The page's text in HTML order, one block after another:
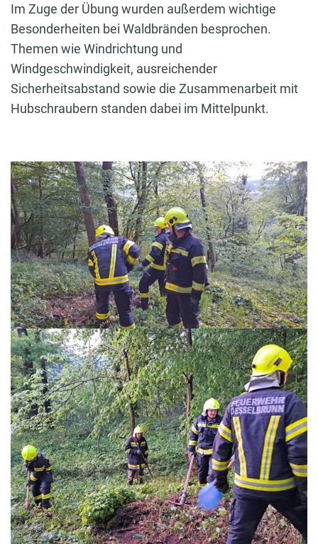
Im Zuge der Übung wurden außerdem wichtige
Besonderheiten bei Waldbränden besprochen.
Themen wie Windrichtung und
Windgeschwindigkeit, ausreichender
Sicherheitsabstand sowie die Zusammenarbeit mit
Hubschraubern standen dabei im Mittelpunkt.